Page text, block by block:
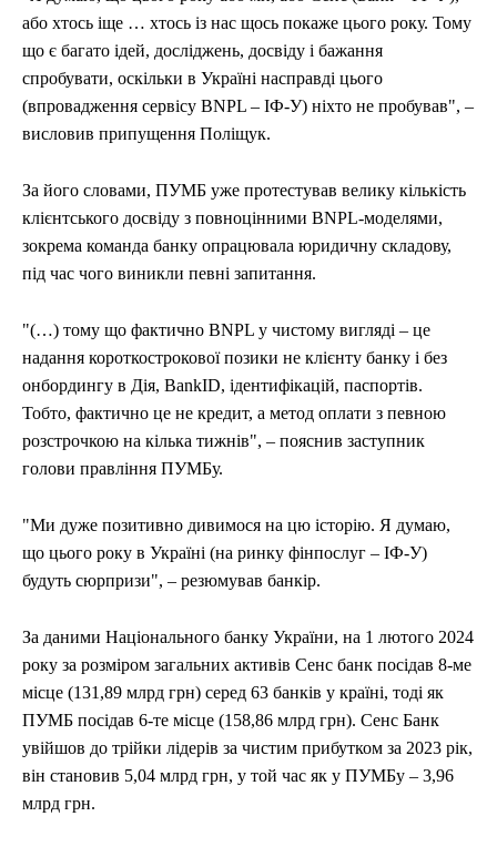
або хтось іще … хтось із нас щось покаже цього року. Тому
що є багато ідей, досліджень, досвіду і бажання
спробувати, оскільки в Україні насправді цього
(впровадження сервісу BNPL – ІФ-У) ніхто не пробував", –
висловив припущення Поліщук.
За його словами, ПУМБ уже протестував велику кількість
клієнтського досвіду з повноцінними BNPL-моделями,
зокрема команда банку опрацювала юридичну складову,
під час чого виникли певні запитання.
"(…) тому що фактично BNPL у чистому вигляді – це
надання короткострокової позики не клієнту банку і без
онбордингу в Дія, BankID, ідентифікацій, паспортів.
Тобто, фактично це не кредит, а метод оплати з певною
розстрочкою на кілька тижнів", – пояснив заступник
голови правління ПУМБу.
"Ми дуже позитивно дивимося на цю історію. Я думаю,
що цього року в Україні (на ринку фінпослуг – ІФ-У)
будуть сюрпризи", – резюмував банкір.
За даними Національного банку України, на 1 лютого 2024
року за розміром загальних активів Сенс банк посідав 8-ме
місце (131,89 млрд грн) серед 63 банків у країні, тоді як
ПУМБ посідав 6-те місце (158,86 млрд грн). Сенс Банк
увійшов до трійки лідерів за чистим прибутком за 2023 рік,
він становив 5,04 млрд грн, у той час як у ПУМБу – 3,96
млрд грн.